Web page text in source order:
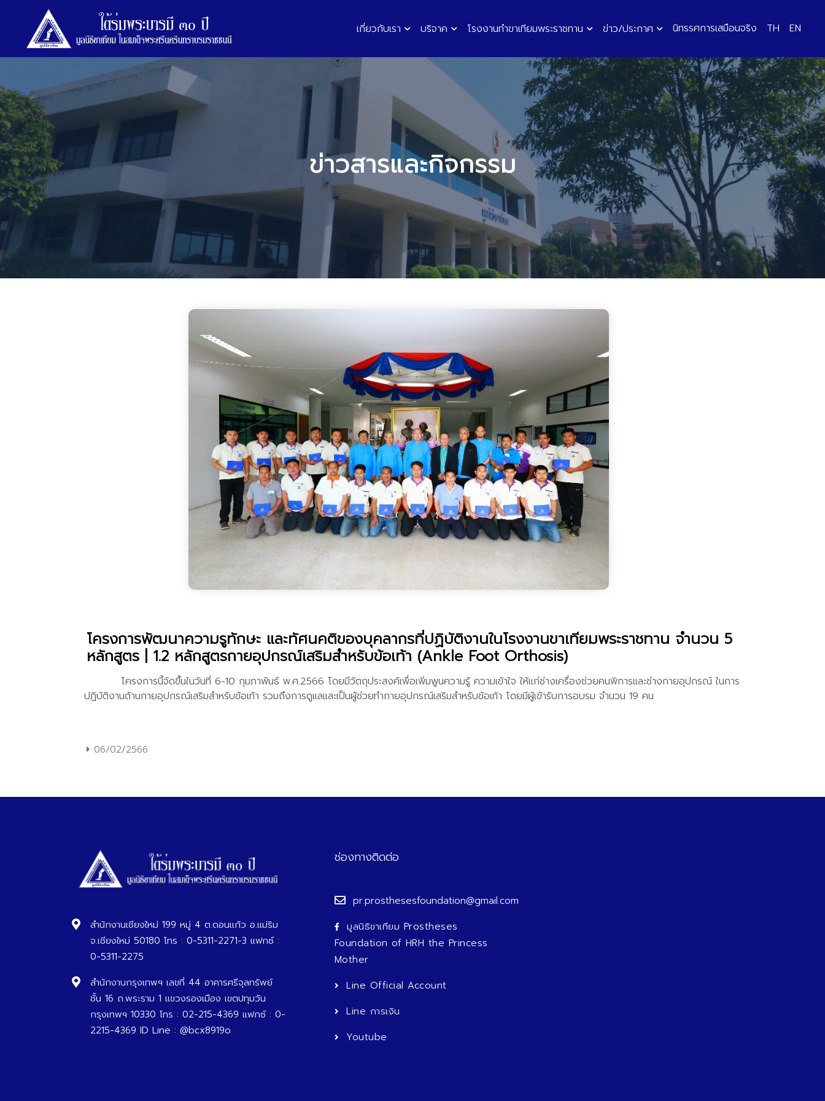
เกี่ยวกับเรา บริจาค โรงงานทำขาเทียมพระราชทาน ข่าว/ประกาศ นิทรรศการเสมือนจริง TH EN
ข่าวสารและกิจกรรม
โครงการพัฒนาความรูทักษะ และทัศนคติของบุคลากรที่ปฏิบัติงานในโรงงานขาเทียมพระราชทาน จำนวน 5
หลักสูตร | 1.2 หลักสูตรกายอุปกรณ์เสริมสำหรับข้อเท้า (Ankle Foot Orthosis)
06/02/2566
สำนักงานเชียงใหม่ 199 หมู่ 4 ต.ดอนแก้ว อ.แม่ริม
จ.เชียงใหม่ 50180 โทร : 0-5311-2271-3 แฟกซ์ :
0-5311-2275
สำนักงานกรุงเทพฯ เลขที่ 44 อาคารศรีจุลทรัพย์
ชั้น 16 ถ.พระราม 1 แขวงรองเมือง เขตปทุมวัน
กรุงเทพฯ 10330 โทร : 02-215-4369 แฟกซ์ : 0-
2215-4369 ID Line : @bcx8919o
ช่องทางติดต่อ
pr.prosthesesfoundation@gmail.com
มูลนิธิขาเทียม Prostheses
Foundation of HRH the Princess
Mother
Line Official Account
Line การเงิน
Youtube